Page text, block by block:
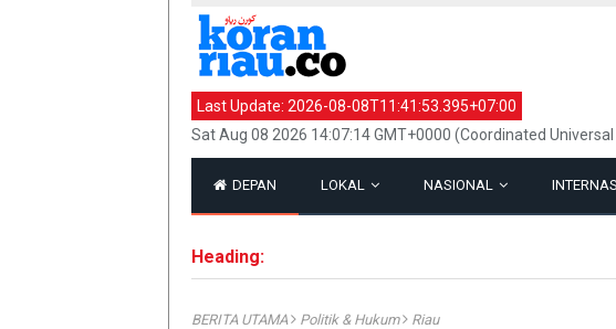
Last Update: 2026-08-08T11:41:53.395+07:00
Sat Aug 08 2026 14:07:14 GMT+0000 (Coordinated
DEPAN LOKAL NASIONAL
Heading:
BERITA UTAMA Politik & Hukum Riau